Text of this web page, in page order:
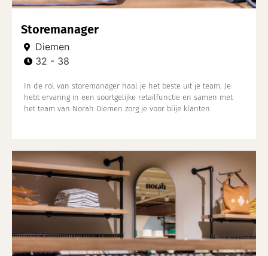
Storemanager
Diemen
32 - 38
In de rol van storemanager haal je het beste uit je team. Je
hebt ervaring in een soortgelijke retailfunctie en samen met
het team van Norah Diemen zorg je voor blije klanten.